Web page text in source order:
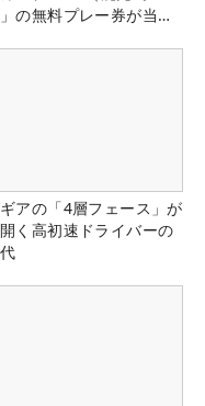
の無料プレー券が当た
アの「4層フェース」が
く高初速ドライバーの